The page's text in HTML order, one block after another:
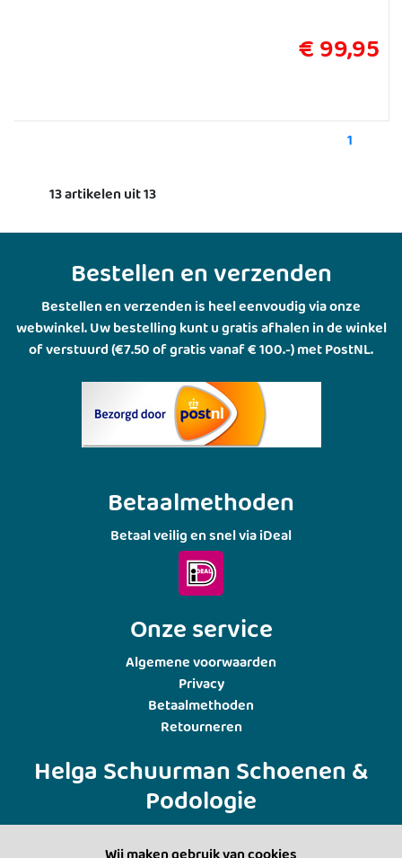
€ 99,95
1
13 artikelen uit 13
Bestellen en verzenden
Bestellen en verzenden is heel eenvoudig via onze
webwinkel. Uw bestelling kunt u gratis afhalen in de winkel
of verstuurd (€7.50 of gratis vanaf € 100.-) met PostNL.
Betaalmethoden
Betaal veilig en snel via iDeal
Onze service
Algemene voorwaarden
Privacy
Betaalmethoden
Retourneren
Helga Schuurman Schoenen &
Podologie